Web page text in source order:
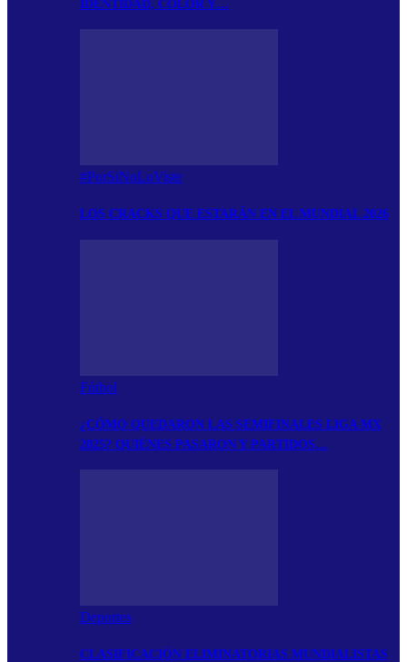
IDENTIDAD, COLOR Y…
#PorSiNoLoViste
LOS CRACKS QUE ESTARÁN EN EL MUNDIAL 2026
Fútbol
¿CÓMO QUEDARON LAS SEMIFINALES LIGA MX
2025? QUIÉNES PASARON Y PARTIDOS…
Deportes
CLASIFICACIÓN ELIMINATORIAS MUNDIALISTAS